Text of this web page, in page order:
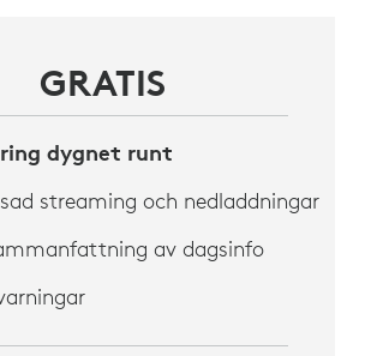
GRATIS
dygnet runt
streaming och nedladdningar
av dagsinfo